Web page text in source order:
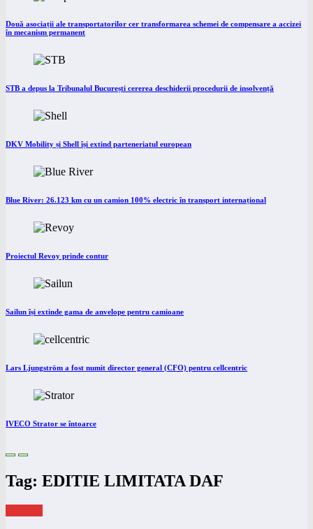
Două asociații ale transportatorilor cer transformarea schemei de compensare a accizei
în mecanism permanent
STB a depus la Tribunalul București cererea deschiderii procedurii de insolvență
DKV Mobility și Shell își extind parteneriatul european
Blue River: 26.123 km cu un camion 100% electric în transport internațional
Proiectul Revoy prinde contur
Sailun își extinde gama de anvelope pentru camioane
Lars Ljungström a fost numit director general (CFO) pentru cellcentric
IVECO Strator se întoarce
Tag: EDITIE LIMITATA DAF